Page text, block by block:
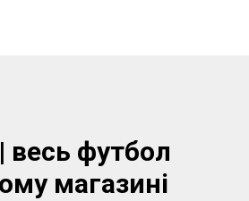
весь футбол
магазинi